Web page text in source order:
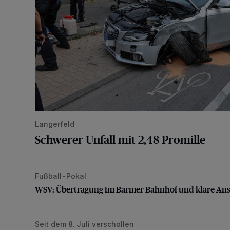
Langerfeld
Schwerer Unfall mit 2,48 Promille
WSV: Übertragung im Barmer Bahnhof und klare
Fußball-Pokal
WSV: Übertragung im Barmer Bahnhof und klare
Vermisster Jugendlicher tot aufgefunden
Seit dem 8. Juli verschollen